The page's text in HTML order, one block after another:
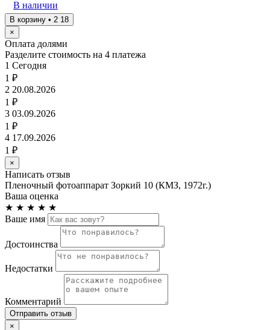
В наличии
В корзину • 2 18
×
Оплата долями
Разделите стоимость на 4 платежа
1 Сегодня
1 ₽
2 20.08.2026
1 ₽
3 03.09.2026
1 ₽
4 17.09.2026
1 ₽
×
Написать отзыв
Пленочный фотоаппарат Зоркий 10 (КМЗ, 1972г.)
Ваша оценка
★ ★ ★ ★ ★
Ваше имя
Достоинства
Недостатки
Комментарий
Отправить отзыв
×